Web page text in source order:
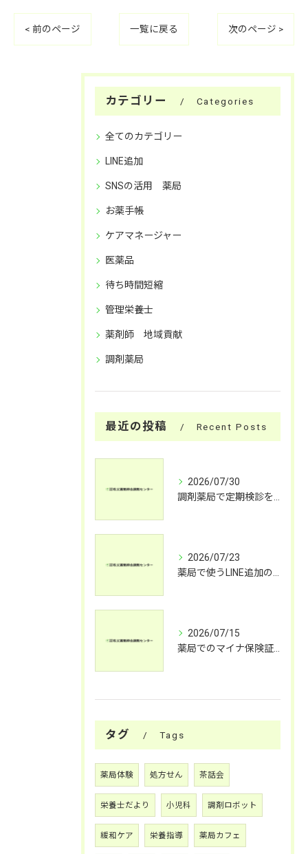
< 前のページ 一覧に戻る 次のページ >
カテゴリー Categories
全てのカテゴリー
LINE追加
SNSの活用 薬局
お薬手帳
ケアマネージャー
医薬品
待ち時間短縮
管理栄養士
薬剤師 地域貢献
調剤薬局
最近の投稿 Recent Posts
2026/07/30
2026/07/23
2026/07/15
タグ Tags
薬局体験 処方せん 茶話会
栄養士だより 小児科 調剤ロボット
緩和ケア 栄養指導 薬局カフェ